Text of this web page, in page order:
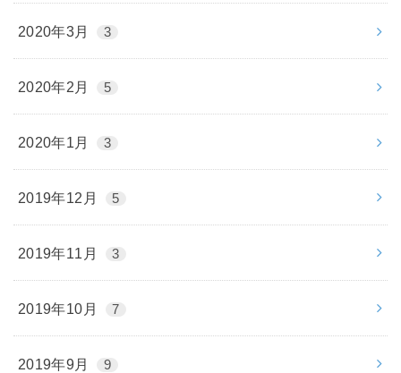
2020年3月 3
2020年2月 5
2020年1月 3
2019年12月 5
2019年11月 3
2019年10月 7
2019年9月 9